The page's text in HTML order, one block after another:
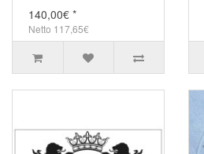
140,00€ *
Netto 117,65€